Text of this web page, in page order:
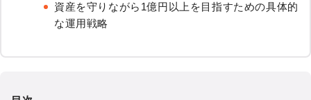
資産を守りながら1億円以上を目指すための具体的
な運用戦略